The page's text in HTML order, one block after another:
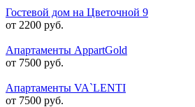
Гостевой дом на Цветочной 9
от 2200 руб.
Апартаменты AppartGold
от 7500 руб.
Апартаменты VA`LENTI
от 7500 руб.